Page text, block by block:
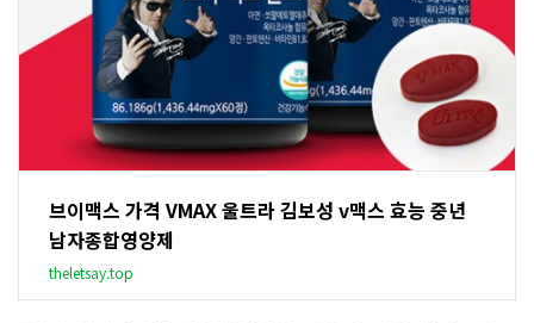
브이맥스 가격 VMAX 울트라 김보성 v맥스 효능 중년
남자종합영양제
theletsay.top